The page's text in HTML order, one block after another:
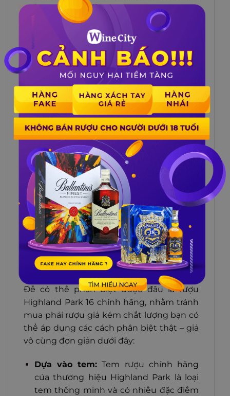
hương thơm đi;
Pha chế Cocktail:
Kết hợp Highland
Park 16 trẻ tuổi cùng với nhiều nguồn
nguyên liệu khác để cho ra một ly
Cocktail với hương vị đầy sự mới lạ hơn.
4 CÁCH PHÂN BIỆT RƯỢU
HIGHLAND PARK 16 THẬT – GIẢ –
XÁCH TAY
4 cách phân biệt rượu Highland Park 16 thật
– giả – xách tay
Để có thể phân biệt được đâu là rượu
Highland Park 16 chính hãng, nhằm tránh
mua phải rượu giả kém chất lượng bạn có
thể áp dụng các cách phân biệt thật – giả
vô cùng đơn giản dưới đây:
Dựa vào tem: Tem rượu chính hãng
của thương hiệu Highland Park là loại
tem thông minh và có nhiều đặc điểm